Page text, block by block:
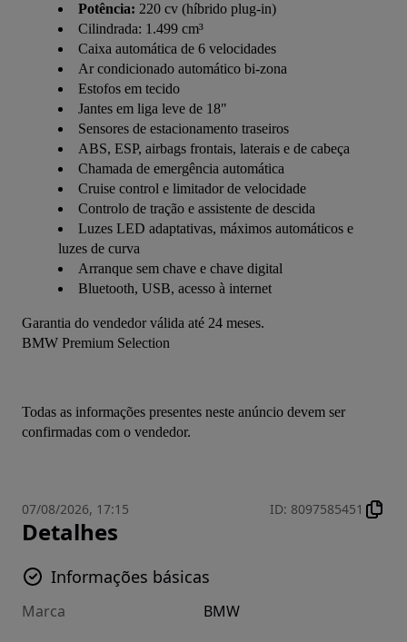
Potência: 220 cv (híbrido plug-in)
Cilindrada: 1.499 cm³
Caixa automática de 6 velocidades
Ar condicionado automático bi-zona
Estofos em tecido
Jantes em liga leve de 18"
Sensores de estacionamento traseiros
ABS, ESP, airbags frontais, laterais e de cabeça
Chamada de emergência automática
Cruise control e limitador de velocidade
Controlo de tração e assistente de descida
Luzes LED adaptativas, máximos automáticos e
luzes de curva
Arranque sem chave e chave digital
Bluetooth, USB, acesso à internet
Garantia do vendedor válida até 24 meses.
BMW Premium Selection
Todas as informações presentes neste anúncio devem ser
confirmadas com o vendedor.
07/08/2026, 17:15 ID: 8097585451
Detalhes
Informações básicas
Marca BMW